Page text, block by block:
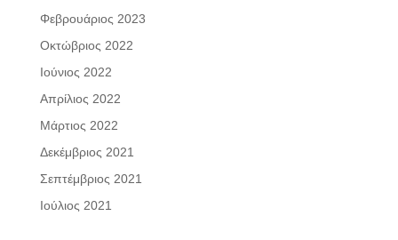
Φεβρουάριος 2023
Οκτώβριος 2022
Ιούνιος 2022
Απρίλιος 2022
Μάρτιος 2022
Δεκέμβριος 2021
Σεπτέμβριος 2021
Ιούλιος 2021